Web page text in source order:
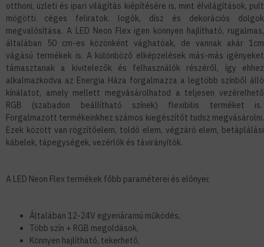
otthoni, üzleti és ipari világítás kiépítésére is, mint élvilágítások, pult
mögötti céges feliratok. logók, dísz és dekorációs dolgok
megvalósítása. A LED Neon Flex igen könnyen hajlítható, rugalmas,
általában 50 cm-es közönként vághatóak, de vannak akár 1cm
vágású termékek is. A különböző elképzelések más-más igényeket
támasztanak a kivitelezők és felhasználók részéről, így ehhez
alkalmazkodva az Energia Háza forgalmazza a legtöbb színből álló
kínálatot, amely mellett megvásárolhatod a teljesen vezérelhető
RGB (szabadon beállítható színek) flexibilis terméket is.
Forgalmazott termékeinkhez számos kiegészítőt tudsz megvásárolni.
Ezek között van rögzítőelem, toldó elem, végzáró elem, betáplálási
kábelek, tápegységek, vezérlők és távirányítók.
A LED Neon Flex termékek főbb paraméterei és előnyei:
Általában 12-24V egyenáramú működés,
Több szín + RGB megoldások,
Könnyen hajlítható, tekerhető,